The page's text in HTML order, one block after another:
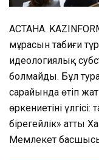
АСТАНА.
мұрасын табиғи
идеологиялық
болмайды. Бұл
сарайында өтіп
өркениетінің
бірегейлік» атты
Мемлекет